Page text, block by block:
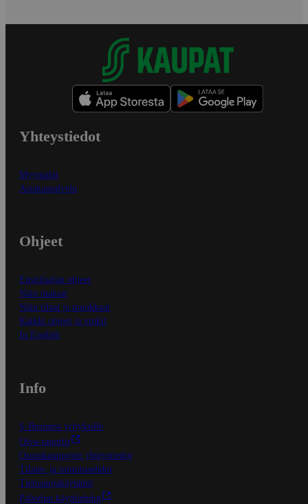
Yhteystiedot
Myymälät
Asiakaspalvelu
Ohjeet
Ensitilaajan ohjeet
Näin maksat
Näin tilaat ja muokkaat
Kaikki ohjeet ja vinkit
In English
Info
S-Business yrityksille
Oiva-raportit
Osuuskauppojen yhteystiedot
Tilaus- ja toimitusehdot
Tietosuojakäytäntö
Palvelun käyttöehdot